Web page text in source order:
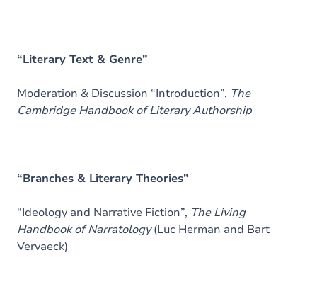
“Literary Text & Genre”
Moderation & Discussion “Introduction”, The
Cambridge Handbook of Literary Authorship
“Branches & Literary Theories”
“Ideology and Narrative Fiction”, The Living
Handbook of Narratology(Luc Herman and Bart
Vervaeck)